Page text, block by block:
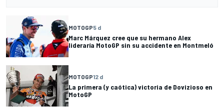
MOTOGP5 d
Marc Márquez cree que su hermano Alex
lideraría MotoGP sin su accidente en Montmeló
MOTOGP12 d
La primera (y caótica) victoria de Dovizioso en
MotoGP